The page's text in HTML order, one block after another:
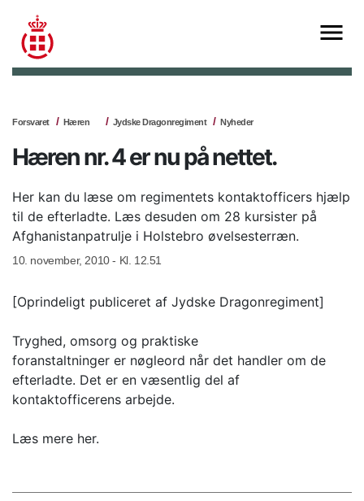
Forsvaret Hæren Jydske Dragonregiment Nyheder
Hæren nr. 4 er nu på nettet.
Her kan du læse om regimentets kontaktofficers hjælp
til de efterladte. Læs desuden om 28 kursister på
Afghanistanpatrulje i Holstebro øvelsesterræn.
10. november, 2010 - Kl. 12.51
[Oprindeligt publiceret af Jydske Dragonregiment]
Tryghed, omsorg og praktiske
foranstaltninger er nøgleord når det handler om de
efterladte. Det er en væsentlig del af
kontaktofficerens arbejde.
Læs mere her.